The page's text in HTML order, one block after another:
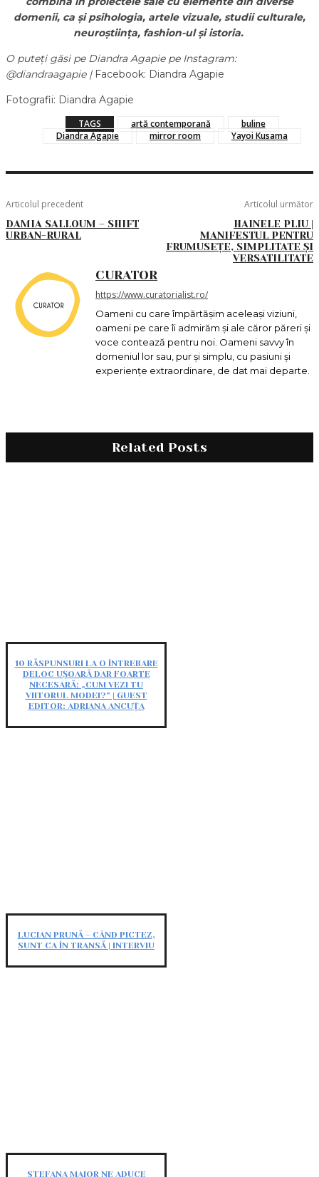
domenii, ca și psihologia, artele vizuale, studii culturale,
neuroștiința, fashion-ul și istoria.
O puteți găsi pe Diandra Agapie pe Instagram:
@diandraagapie | Facebook: Diandra Agapie
Fotografii: Diandra Agapie
TAGS artă contemporană
buline
Diandra Agapie
mirror room Yayoi Kusama
Articolul precedent
DAMIA SALLOUM – SHIFT
URBAN-RURAL
Articolul următor
HAINELE PLIU |
MANIFESTUL PENTRU
FRUMUSEȚE, SIMPLITATE ȘI
VERSATILITATE
CURATOR
https://www.curatorialist.ro/
Oameni cu care împărtășim aceleași viziuni,
oameni pe care îi admirăm și ale căror păreri și
voce contează pentru noi. Oameni savvy în
domeniul lor sau, pur și simplu, cu pasiuni și
experiențe extraordinare, de dat mai departe.
Related Posts
10 RĂSPUNSURI LA O ÎNTREBARE
DELOC UȘOARĂ DAR FOARTE
NECESARĂ: „CUM VEZI TU
VIITORUL MODEI?” | GUEST
EDITOR: ADRIANA ANCUȚA
LUCIAN PRUNĂ – CÂND PICTEZ,
SUNT CA ÎN TRANSĂ | INTERVIU
STEFANA MAIOR NE ADUCE